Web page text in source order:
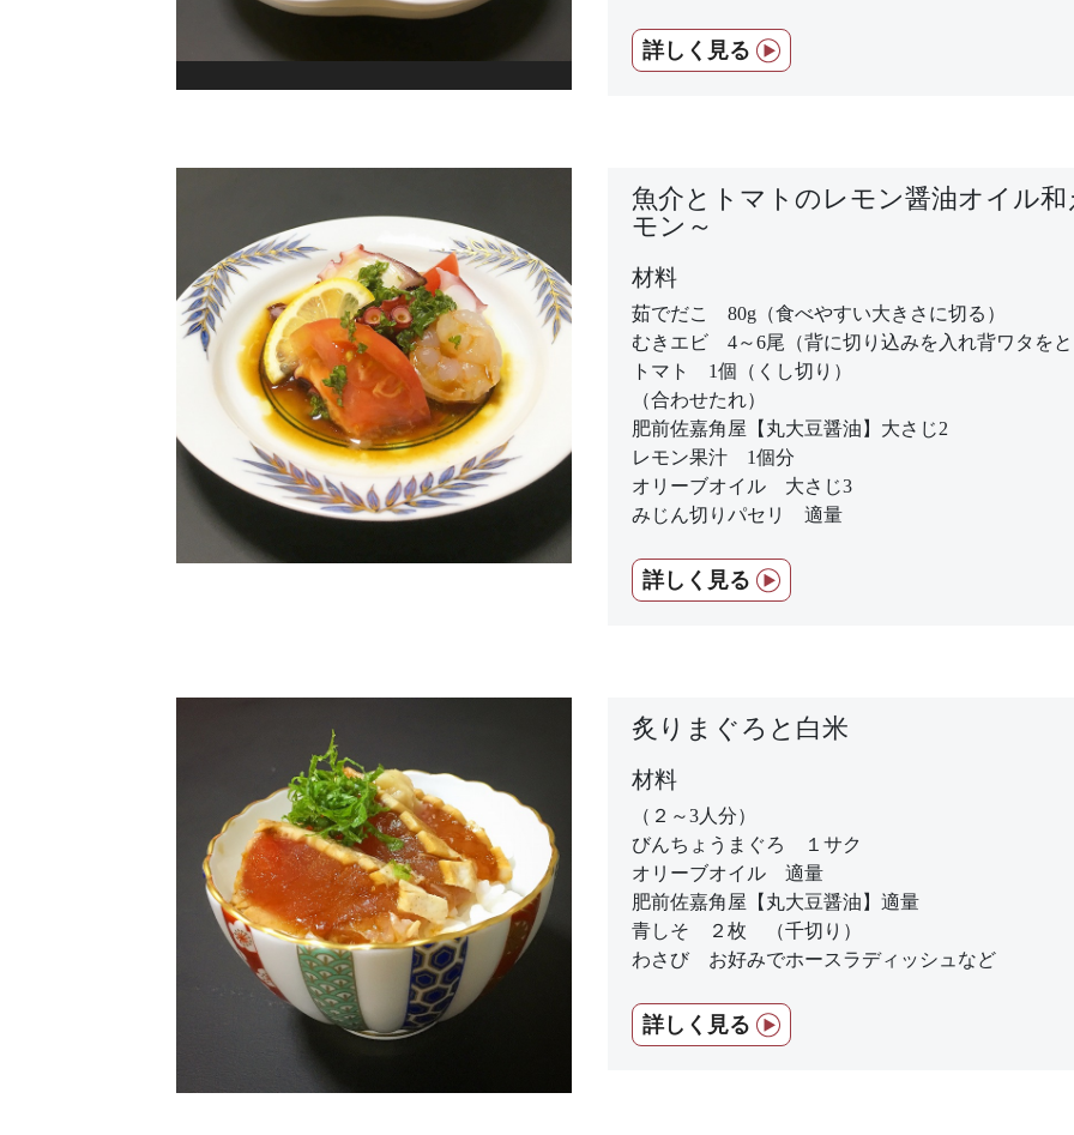
詳しく見る
魚介とトマトのレモン醤油オイル
モン～
材料
茹でだこ 80g（食べやすい大きさに切る）
むきエビ 4～6尾（背に切り込みを入れ背ワタを
トマト 1個（くし切り）
（合わせたれ）
肥前佐嘉角屋【丸大豆醤油】大さじ2
レモン果汁 1個分
オリーブオイル 大さじ3
みじん切りパセリ 適量
詳しく見る
炙りまぐろと白米
材料
（２～3人分）
びんちょうまぐろ １サク
オリーブオイル 適量
肥前佐嘉角屋【丸大豆醤油】適量
青しそ ２枚 （千切り）
わさび お好みでホースラディッシュなど
詳しく見る